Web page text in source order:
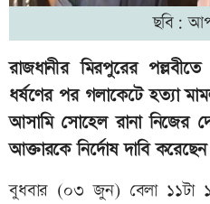
ছবি:
রাজধানীর মিরপুরের
ধর্ষণের পর গলাকেটে হত্যা
আসামি সোহেল রানা নিজের
আক্তারকে নির্দোষ দাবি
বুধবার (০৩ জুন) বেলা ১১টা